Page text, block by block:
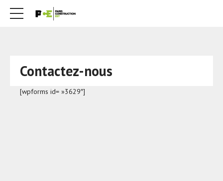
Contactez-nous
[wpforms id= »3629″]